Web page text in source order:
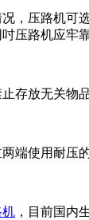
，压路机可
压路机应牢
存放无关物
端使用耐压
机 ，目前国内